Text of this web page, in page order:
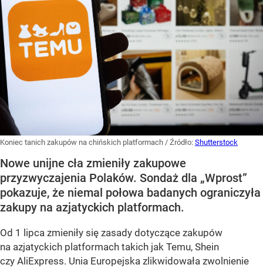
Koniec tanich zakupów na chińskich platformach / Źródło: Shutterstock
Nowe unijne cła zmieniły zakupowe
przyzwyczajenia Polaków. Sondaż dla „Wprost”
pokazuje, że niemal połowa badanych ograniczyła
zakupy na azjatyckich platformach.
Od 1 lipca zmieniły się zasady dotyczące zakupów
na azjatyckich platformach takich jak Temu, Shein
czy AliExpress. Unia Europejska zlikwidowała zwolnienie